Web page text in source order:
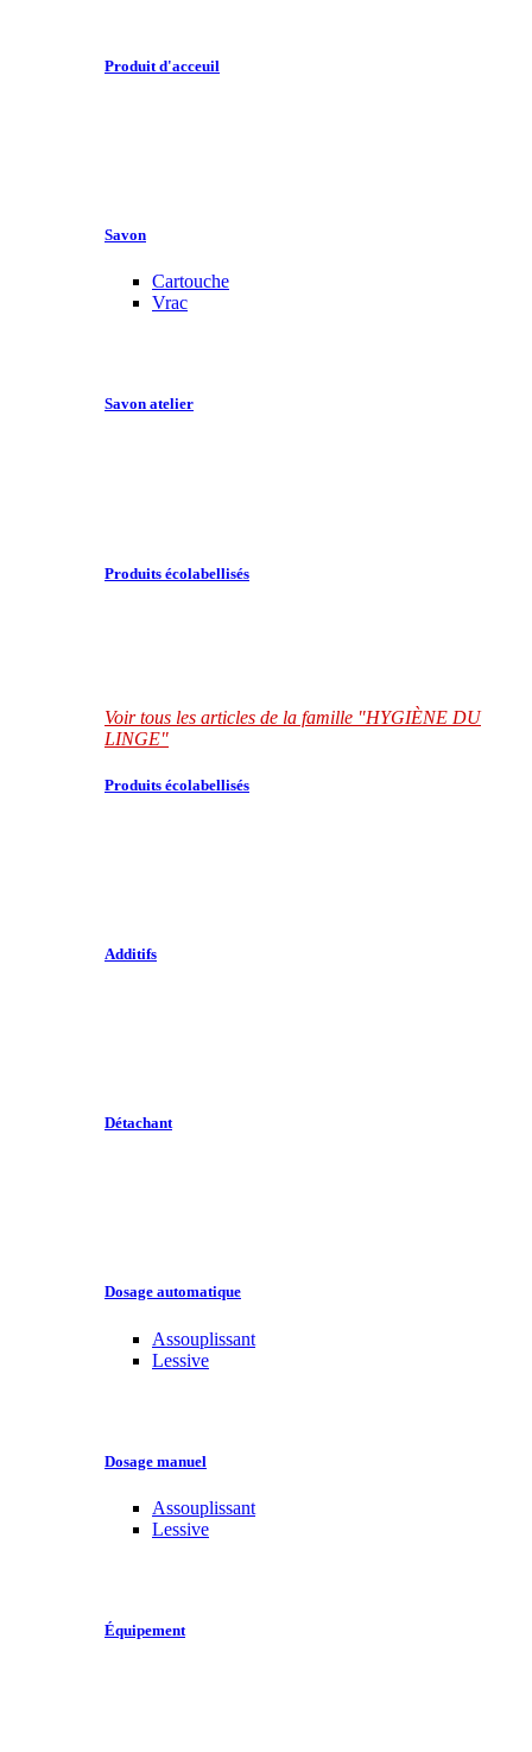
Produit d'acceuil
Savon
Cartouche
Vrac
Savon atelier
Produits écolabellisés
Voir tous les articles de la famille "HYGIÈNE DU
LINGE"
Produits écolabellisés
Additifs
Détachant
Dosage automatique
Assouplissant
Lessive
Dosage manuel
Assouplissant
Lessive
Équipement